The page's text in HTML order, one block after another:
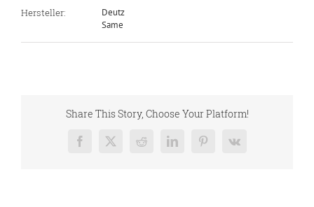
Hersteller:
Deutz
Same
Share This Story, Choose Your Platform!
Facebook
X RedditLinkedInPinterest
Vk